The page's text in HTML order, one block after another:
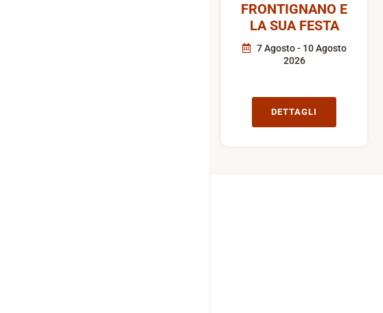
FRONTIGNANO E
LA SUA FESTA
7 Agosto - 10 Agosto
2026
DETTAGLI